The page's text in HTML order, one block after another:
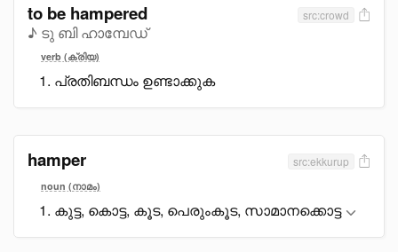
to be hampered
♪ ടു ബി ഹാമ്പേഡ്
src:crowd
verb (ക്രിയ)
പ്രതിബന്ധം ഉണ്ടാക്കുക
hamper src:ekkurup
noun (നാമം)
കുട്ട, കൊട്ട, കൂട, പെരുംകൂട, സാമാനക്കൊട്ട